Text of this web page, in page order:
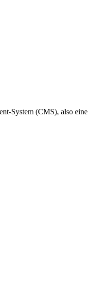
System (CMS), also